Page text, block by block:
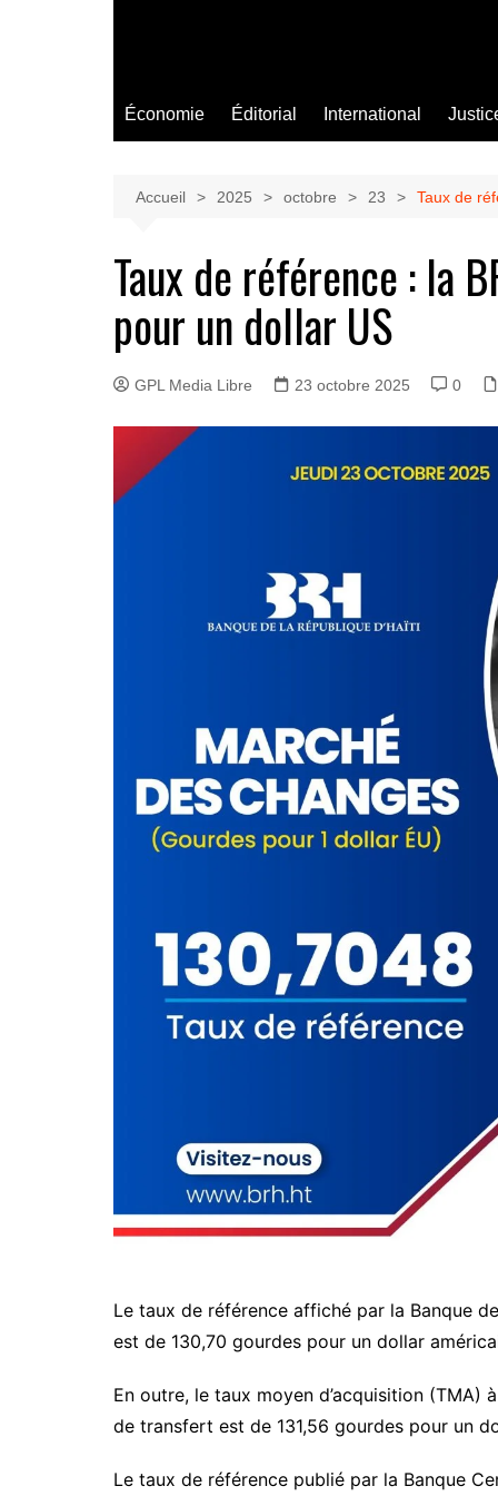
Économie Éditorial International
Accueil 2025 octobre 23 Taux de
Taux de référence : la
pour un dollar US
GPL Media Libre 23 octobre 2025 0
Le taux de référence affiché par la Banque
est de 130,70 gourdes pour un dollar
En outre, le taux moyen d’acquisition (TMA)
de transfert est de 131,56 gourdes pour un
Le taux de référence publié par la Banque